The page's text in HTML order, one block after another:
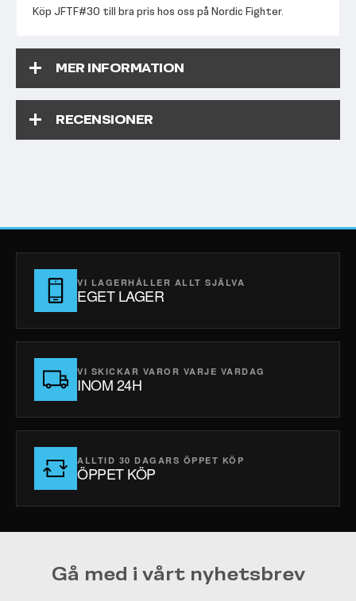
Köp JFTF#30 till bra pris hos oss på Nordic Fighter.
MER INFORMATION
RECENSIONER
VI LAGERHÅLLER ALLT SJÄLVA
EGET LAGER
VI SKICKAR VAROR VARJE VARDAG
INOM 24H
ALLTID 30 DAGARS ÖPPET KÖP
ÖPPET KÖP
Gå med i vårt nyhetsbrev